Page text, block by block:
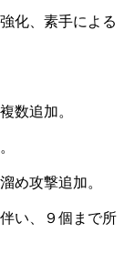
化、素手による
数追加。
め攻撃追加。
い、９個まで所